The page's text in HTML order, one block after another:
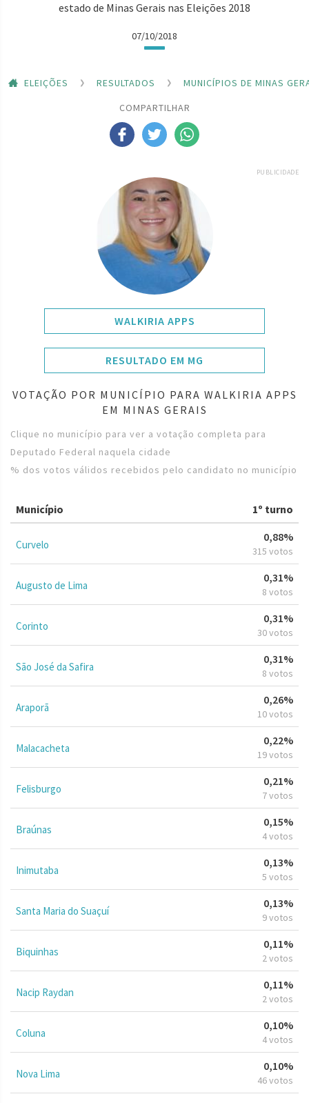
estado de Minas Gerais nas Eleições 2018
07/10/2018
ELEIÇÕES RESULTADOS
MUNICÍPIOS DE MINAS
COMPARTILHAR
PUBLICIDADE
WALKIRIA APPS
RESULTADO EM MG
VOTAÇÃO POR MUNICÍPIO PARA WALKIRIA APPS
EM MINAS GERAIS
Clique no município para ver a votação completa para
Deputado Federal naquela cidade
% dos votos válidos recebidos pelo candidato no município
Município 1º turno
Curvelo
0,88%
315 votos
Augusto de Lima
0,31%
8 votos
Corinto
0,31%
30 votos
São José da Safira
0,31%
8 votos
Araporã
0,26%
10 votos
Malacacheta
0,22%
19 votos
Felisburgo
0,21%
7 votos
Braúnas
0,15%
4 votos
Inimutaba
0,13%
5 votos
Santa Maria do Suaçuí
0,13%
9 votos
Biquinhas
0,11%
2 votos
Nacip Raydan
0,11%
2 votos
Coluna
0,10%
4 votos
Nova Lima
0,10%
46 votos